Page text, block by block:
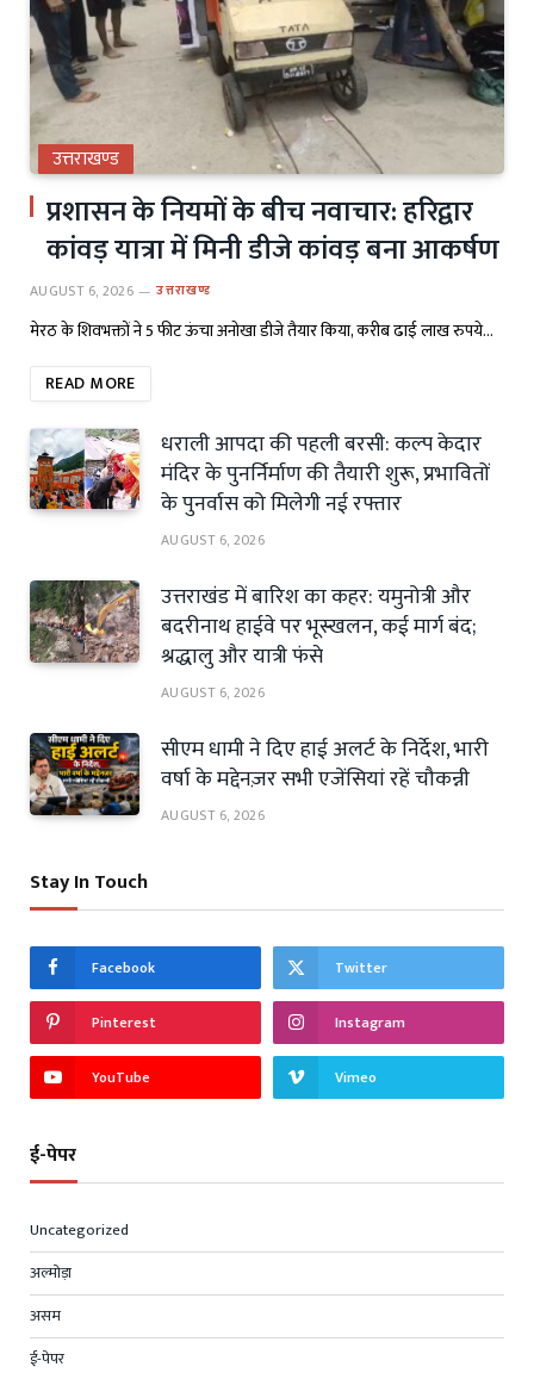
उत्तराखण्ड
प्रशासन के नियमों के बीच नवाचार: हरिद्वार
कांवड़ यात्रा में मिनी डीजे कांवड़ बना आकर्षण
AUGUST 6, 2026 उत्तराखण्ड
मेरठ के शिवभक्तों ने 5 फीट ऊंचा अनोखा डीजे तैयार किया, करीब ढाई लाख रुपये…
READ MORE
धराली आपदा की पहली बरसी: कल्प केदार
मंदिर के पुनर्निर्माण की तैयारी शुरू, प्रभावितों
के पुनर्वास को मिलेगी नई रफ्तार
AUGUST 6, 2026
उत्तराखंड में बारिश का कहर: यमुनोत्री और
बदरीनाथ हाईवे पर भूस्खलन, कई मार्ग बंद;
श्रद्धालु और यात्री फंसे
AUGUST 6, 2026
सीएम धामी ने दिए हाई अलर्ट के निर्देश, भारी
वर्षा के मद्देनज़र सभी एजेंसियां रहें चौकन्नी
AUGUST 6, 2026
Stay In Touch
Facebook Twitter
Pinterest Instagram
YouTube Vimeo
ई-पेपर
Uncategorized
अल्मोड़ा
असम
ई-पेपर